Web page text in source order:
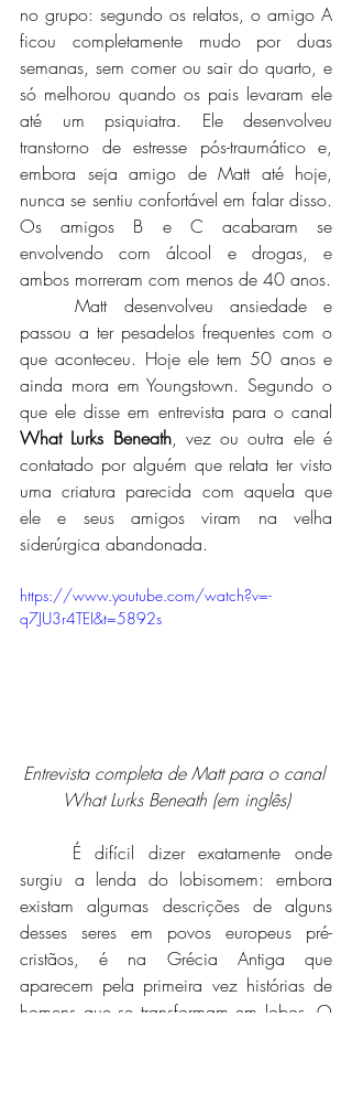
no grupo: segundo os relatos, o amigo A
ficou completamente mudo por duas
semanas, sem comer ou sair do quarto, e
só melhorou quando os pais levaram ele
até um psiquiatra. Ele desenvolveu
transtorno de estresse pós-traumático e,
embora seja amigo de Matt até hoje,
nunca se sentiu confortável em falar disso.
Os amigos B e C acabaram se
envolvendo com álcool e drogas, e
	Matt desenvolveu ansiedade e
passou a ter pesadelos frequentes com o
que aconteceu. Hoje ele tem 50 anos e
ainda mora em Youngstown. Segundo o
What Lurks Beneath, vez ou outra ele é
contatado por alguém que relata ter visto
uma criatura parecida com aquela que
ele e seus amigos viram na velha
siderúrgica abandonada.
https://www.youtube.com/watch?v=-
q7JU3r4TEI&t=5892s
Entrevista completa de Matt para o canal
What Lurks Beneath (em inglês)
surgiu a lenda do lobisomem: embora
existam algumas descrições de alguns
desses seres em povos europeus pré-
cristãos, é na Grécia Antiga que
aparecem pela primeira vez histórias de
homens que se transformam em lobos. O